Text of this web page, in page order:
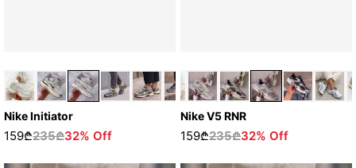
Nike Initiator
159₾235₾32% Off
Nike V5 RNR
159₾235₾32% Off